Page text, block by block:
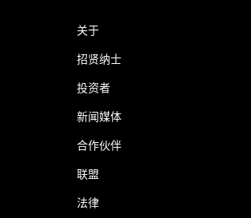
关于
招贤纳士
投资者
新闻媒体
合作伙伴
联盟
法律